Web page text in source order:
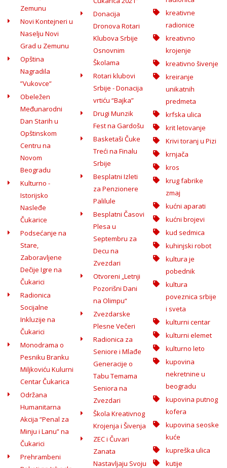
Zemunu
Novi Kontejneri u
Naselju Novi
Grad u Zemunu
Opština
Nagradila
”Vukovce”
Obeležen
Međunarodni
Dan Starih u
Opštinskom
Centru na
Novom
Beogradu
Kulturno -
Istorijsko
Nasleđe
Čukarice
Podsećanje na
Stare,
Zaboravljene
Dečije Igre na
Čukarici
Radionica
Socijalne
Inkluzije na
Čukarici
Monodrama o
Pesniku Branku
Miljkoviću Kulurni
Centar Čukarica
Održana
Humanitarna
Akcija “Penal za
Minju i Lanu” na
Čukarici
Prehrambeni
Donacija
Dronova Rotari
Klubova Srbije
Osnovnim
Školama
Rotari klubovi
Srbije - Donacija
vrtiću “Bajka”
Drugi Munzik
Fest na Gardošu
Basketaši Čuke
Treći na Finalu
Srbije
Besplatni Izleti
za Penzionere
Palilule
Besplatni Časovi
Plesa u
Septembru za
Decu na
Zvezdari
Otvoreni „Letnji
Pozorišni Dani
na Olimpu“
Zvezdarske
Plesne Večeri
Radionica za
Seniore i Mlađe
Generacije o
Tabu Temama
Seniora na
Zvezdari
Škola Kreativnog
Krojenja i Šivenja
ZEC i Čuvari
Zanata
Nastavljaju Svoju
kreativne
radionice
kreativno
krojenje
kreativno šivenje
kreiranje
unikatnih
predmeta
krfska ulica
krit letovanje
Krivi toranj u Pizi
krnjača
kros
krug fabrike
zmaj
kućni aparati
kućni brojevi
kud sedmica
kuhinjski robot
kultura je
pobednik
kultura
poveznica srbije
i sveta
kulturni centar
kulturni elemet
kulturno leto
kupovina
nekretnine u
beogradu
kupovina putnog
kofera
kupovina seoske
kuće
kupreška ulica
kutije